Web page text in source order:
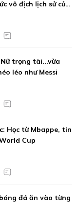
vô địch lịch sử của
trọng tài...vừa
léo như Messi
Học từ Mbappe, tin
Cup
đá ăn vào từng